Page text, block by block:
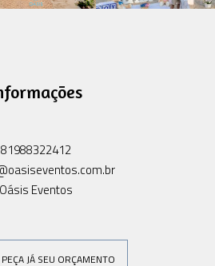
81988322412
Oásis Eventos
JÁ SEU ORÇAMENTO